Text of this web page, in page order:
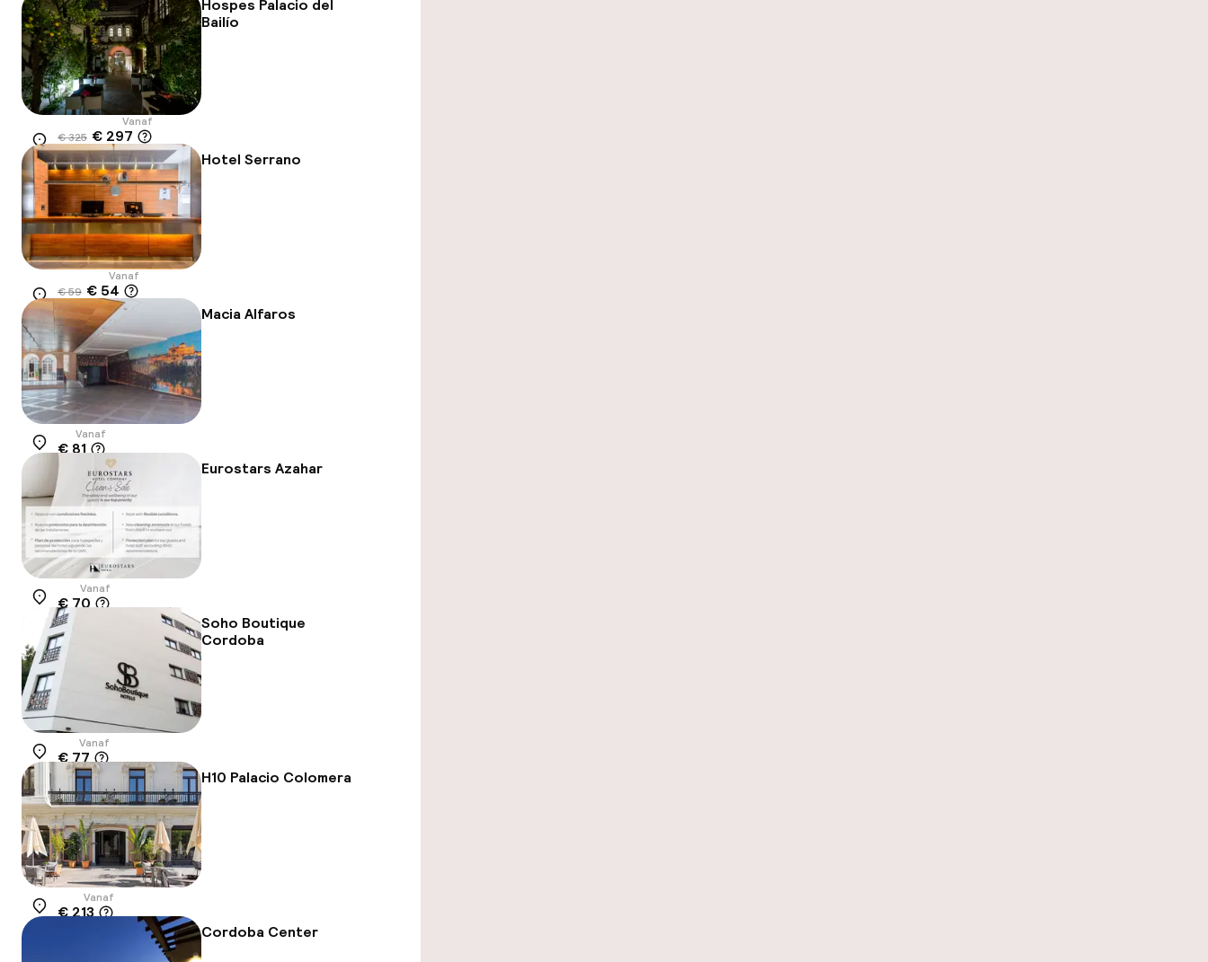
Hospes Palacio del
Bailío
Locatie
Vanaf
€ 325 € 297
-8% Hotel Serrano
Locatie
Vanaf
€ 59 € 54
-8% Macia Alfaros
Locatie
Vanaf
€ 81
Eurostars Azahar
Locatie
Vanaf
€ 70
Soho Boutique
Cordoba
Locatie
Vanaf
€ 77
H10 Palacio Colomera
Locatie
Vanaf
€ 213
Cordoba Center